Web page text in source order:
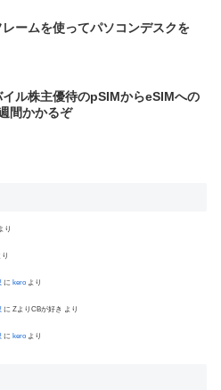
レームを使ってパソコンデスクを
イル株主優待のpSIMからeSIMへの
間かかるぞ
り
り
に kero より
に ZよりCBが好き より
に kero より